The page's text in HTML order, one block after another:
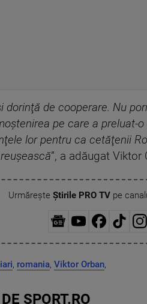
de cooperare. Nu
pe care a preluat-
lor pentru ca cetăţenii
”, a adăugat Viktor
Urmărește Știrile PRO TVpe
, romania, Viktor Orban,
SPORT.RO